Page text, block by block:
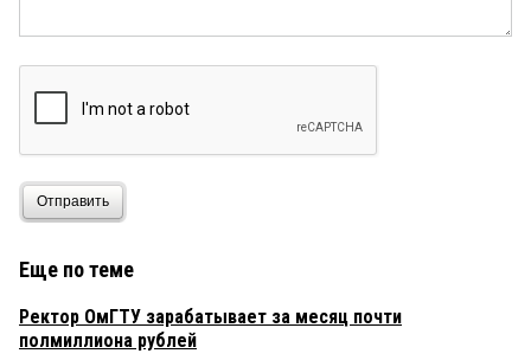
Отправить
Еще по теме
Ректор ОмГТУ зарабатывает за месяц почти
полмиллиона рублей